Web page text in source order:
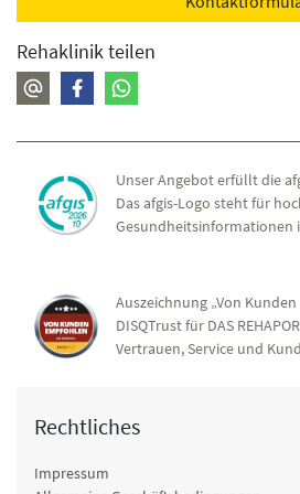
Fußreflexzonenmassage;
Balneophysikalische Behandlungen
Badeanwendungen;
Stanger- und Vierzellenbäder;
Elektrotherapie;
Ultraschalltherapie;
Fango, Rotlicht, Wärmetherapie
Wenn Sie Ihre Erkrankung und
Zustand genau kennen, werden Sie
bewältigen können. Nutzen Sie
beraten Sie gerne in Gruppen- und
Rehaklinik teilen
Unser Angebot erfüllt die
Das afgis-Logo steht für
Gesundheitsinformationen
Auszeichnung „Von
DISQTrust für DAS
Vertrauen, Service und
Rechtliches
Impressum